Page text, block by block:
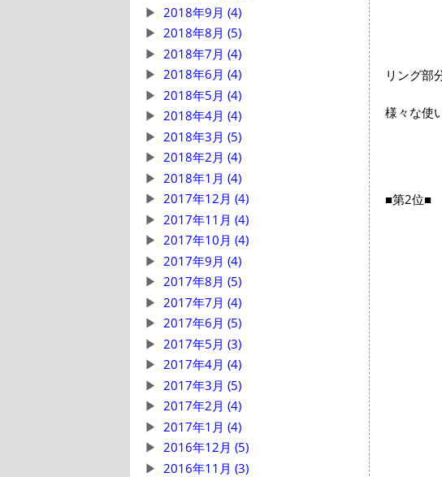
2018年9月 (4)
2018年8月 (5)
2018年7月 (4)
2018年6月 (4)
2018年5月 (4)
2018年4月 (4)
2018年3月 (5)
2018年2月 (4)
2018年1月 (4)
2017年12月 (4)
2017年11月 (4)
2017年10月 (4)
2017年9月 (4)
2017年8月 (5)
2017年7月 (4)
2017年6月 (5)
2017年5月 (3)
2017年4月 (4)
2017年3月 (5)
2017年2月 (4)
2017年1月 (4)
2016年12月 (5)
2016年11月 (3)
リング部
様々な使
■第2位■